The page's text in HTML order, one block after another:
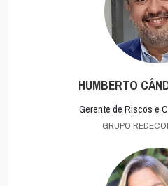
HUMBERTO
Gerente de Riscos e
GRUPO